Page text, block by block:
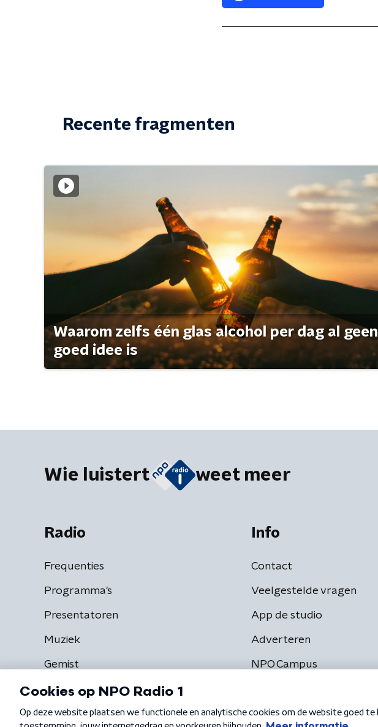
Recente fragmenten
Waarom zelfs één glas alcohol per dag al geen
goed idee is
Wie luistert weet meer
Radio
Frequenties
Programma's
Presentatoren
Muziek
Gemist
Info
Contact
Veelgestelde vragen
App de studio
Adverteren
NPO Campus